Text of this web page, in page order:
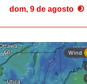
dom, 9 de agosto